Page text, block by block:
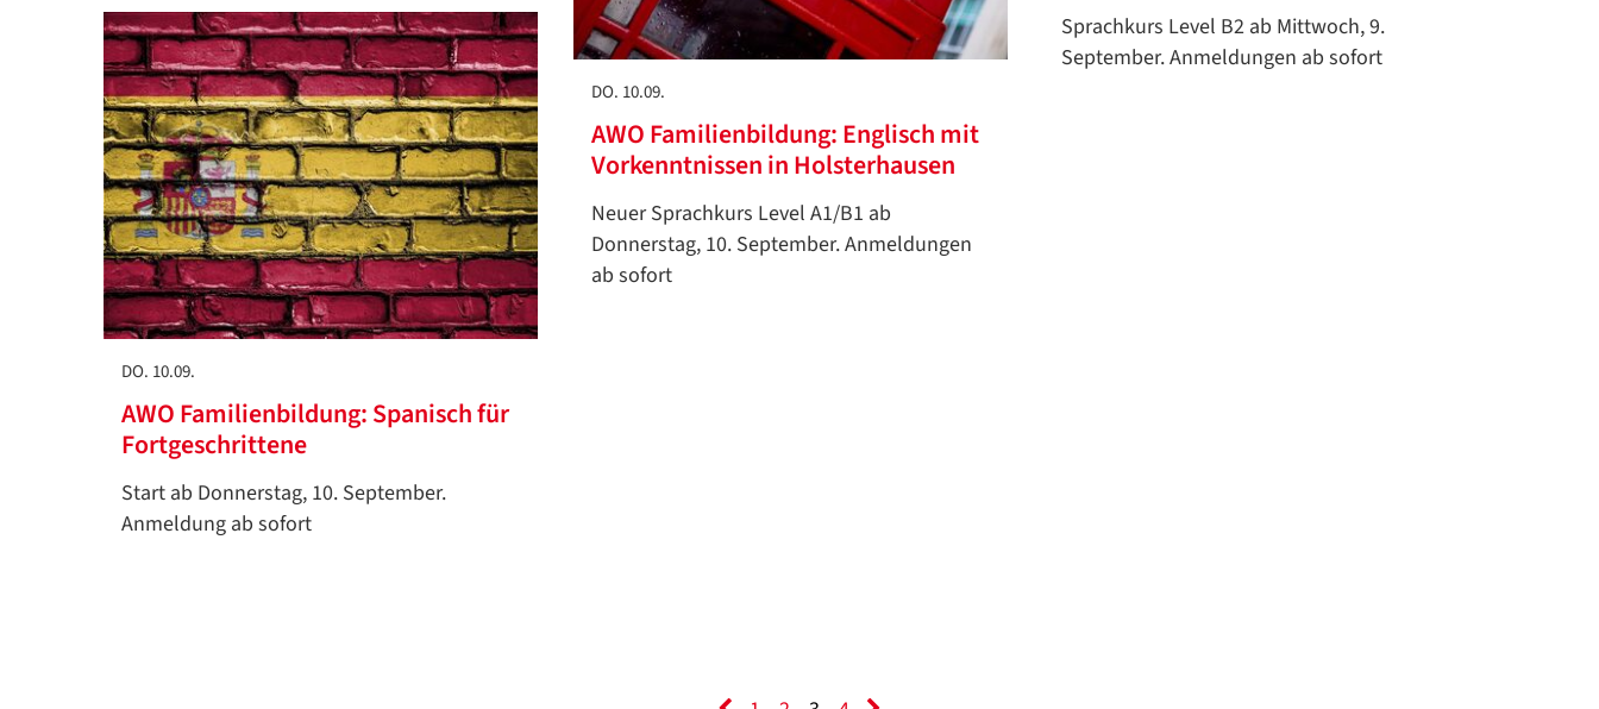
Sprachkurs Level B2 ab Mittwoch, 9.
September. Anmeldungen ab sofort
DO. 10.09.
AWO Familienbildung: Englisch mit
Vorkenntnissen in Holsterhausen
Neuer Sprachkurs Level A1/B1 ab
Donnerstag, 10. September. Anmeldungen
ab sofort
DO. 10.09.
AWO Familienbildung: Spanisch für
Fortgeschrittene
Start ab Donnerstag, 10. September.
Anmeldung ab sofort